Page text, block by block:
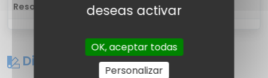
Resolución
-
Diseño
deseas activar
OK, aceptar todas
Personalizar